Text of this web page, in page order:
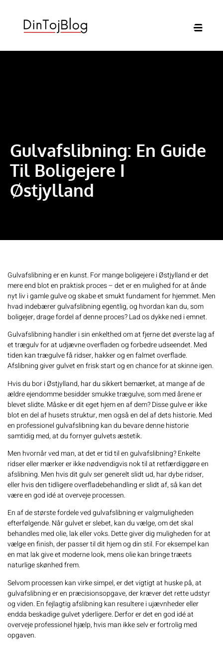
Gulvafslibning: En Guide
Til Boligejere I
Østjylland
Gulvafslibning er en kunst. For mange boligejere i Østjylland er det
mere end blot en praktisk proces – det er en mulighed for at ånde
nyt liv i gamle gulve og skabe et smukt fundament for hjemmet. Men
hvad indebærer gulvafslibning egentlig, og hvordan kan du, som
boligejer, drage fordel af denne proces? Lad os dykke ned i emnet.
Gulvafslibning handler i sin enkelthed om at fjerne det øverste lag af
et trægulv for at udjævne overfladen og forbedre udseendet. Med
tiden kan trægulve få ridser, hakker og en falmet overflade.
Afslibning giver gulvet en frisk start og en chance for at skinne igen.
Hvis du bor i Østjylland, har du sikkert bemærket, at mange af de
ældre ejendomme besidder smukke trægulve, som med årene er
blevet slidte. Måske er dit eget hjem en af dem? Disse gulve er ikke
blot en del af husets struktur, men også en del af dets historie. Med
en professionel gulvafslibning kan du bevare denne historie
samtidig med, at du fornyer gulvets æstetik.
Men hvornår ved man, at det er tid til en gulvafslibning? Enkelte
ridser eller mærker er ikke nødvendigvis nok til at retfærdiggøre en
afslibning. Men hvis dit gulv ser generelt slidt ud, har dybe ridser,
eller hvis den tidligere overfladebehandling er slidt af, så kan det
være en god idé at overveje processen.
En af de største fordele ved gulvafslibning er valgmuligheden
efterfølgende. Når gulvet er slebet, kan du vælge, om det skal
behandles med olie, lak eller voks. Dette giver dig muligheden for at
vælge en finish, der passer til dit hjem og din stil. For eksempel kan
en mat lak give et moderne look, mens olie kan bringe træets
naturlige skønhed frem.
Selvom processen kan virke simpel, er det vigtigt at huske på, at
gulvafslibning er en præcisionsopgave, der kræver det rette udstyr
og viden. En fejlagtig afslibning kan resultere i ujævnheder eller
endda beskadige gulvet yderligere. Derfor er det en god idé at
overveje professionel hjælp, hvis man ikke selv er fortrolig med
opgaven.